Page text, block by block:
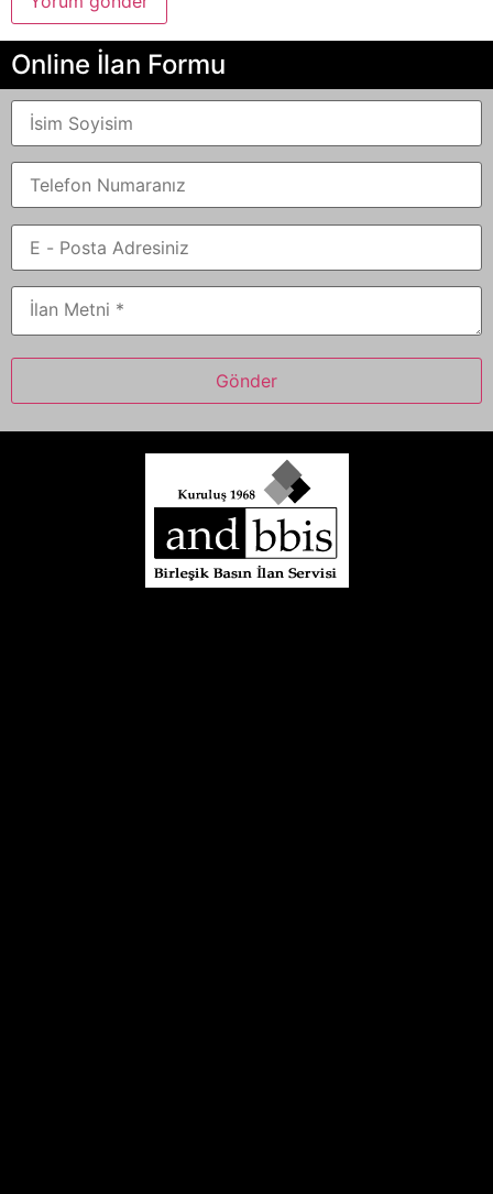
Online İlan Formu